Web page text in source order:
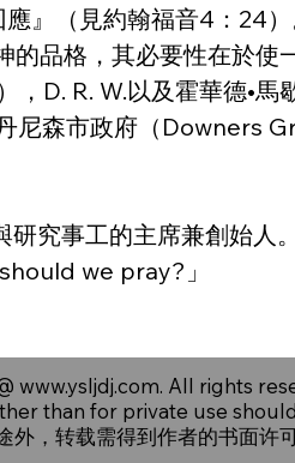
』（見約翰福音4：24
的品格，其必要性在於
D. R. W.以及霍華德•
森市政府（Downers
究事工的主席兼創始人。
we pray?」
www.ysljdj.com. All rights
than for private use
外，转载需得到作者的书面许可